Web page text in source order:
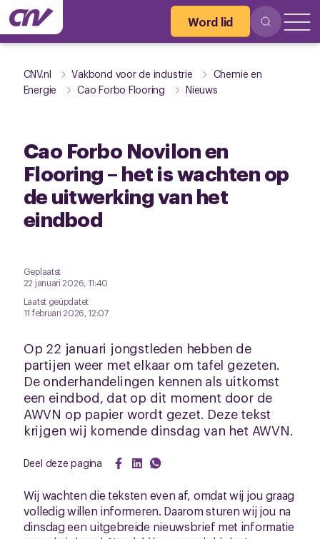
Word lid
CNV.nl Vakbond voor de industrie
Chemie en
Energie
Cao Forbo Flooring Nieuws
Cao Forbo Novilon en
Flooring – het is wachten op
de uitwerking van het
eindbod
Geplaatst
22 januari 2026, 11:40
Laatst geüpdatet
11 februari 2026, 12:07
Op 22 januari jongstleden hebben de
partijen weer met elkaar om tafel gezeten.
De onderhandelingen kennen als uitkomst
een eindbod, dat op dit moment door de
AWVN op papier wordt gezet. Deze tekst
krijgen wij komende dinsdag van het AWVN.
Deel deze pagina
Wij wachten die teksten even af, omdat wij jou graag
volledig willen informeren. Daarom sturen wij jou na
dinsdag een uitgebreide nieuwsbrief met informatie